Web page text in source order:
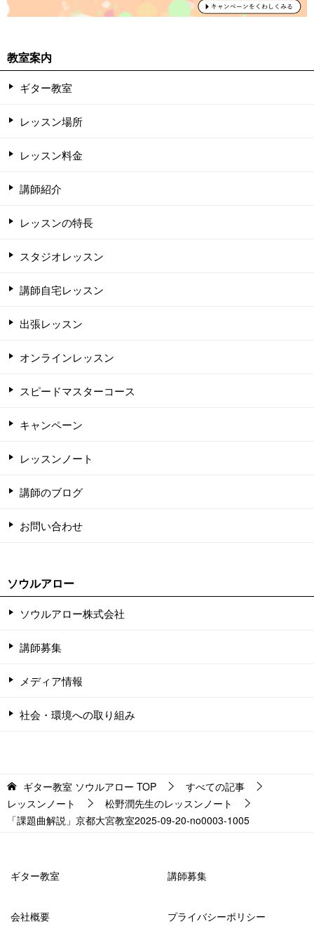
教室案内
ギター教室
レッスン場所
レッスン料金
講師紹介
レッスンの特長
スタジオレッスン
講師自宅レッスン
出張レッスン
オンラインレッスン
スピードマスターコース
キャンペーン
レッスンノート
講師のブログ
お問い合わせ
ソウルアロー
ソウルアロー株式会社
講師募集
メディア情報
社会・環境への取り組み
ギター教室 ソウルアロー TOP
すべての記事
レッスンノート
松野潤先生のレッスンノート
「課題曲解説」京都大宮教室2025-09-20-no0003-­1005
ギター教室 講師募集
会社概要 プライバシーポリシー